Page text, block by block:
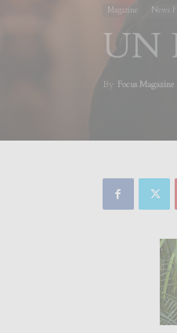
Magazine News
UN
By Focus Magazine